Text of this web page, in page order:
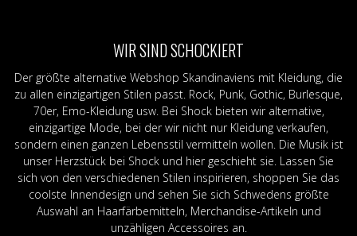
WIR SIND SCHOCKIERT
Der größte alternative Webshop Skandinaviens mit Kleidung, die
zu allen einzigartigen Stilen passt. Rock, Punk, Gothic, Burlesque,
70er, Emo-Kleidung usw. Bei Shock bieten wir alternative,
einzigartige Mode, bei der wir nicht nur Kleidung verkaufen,
sondern einen ganzen Lebensstil vermitteln wollen. Die Musik ist
unser Herzstück bei Shock und hier geschieht sie. Lassen Sie
sich von den verschiedenen Stilen inspirieren, shoppen Sie das
coolste Innendesign und sehen Sie sich Schwedens größte
Auswahl an Haarfärbemitteln, Merchandise-Artikeln und
unzähligen Accessoires an.